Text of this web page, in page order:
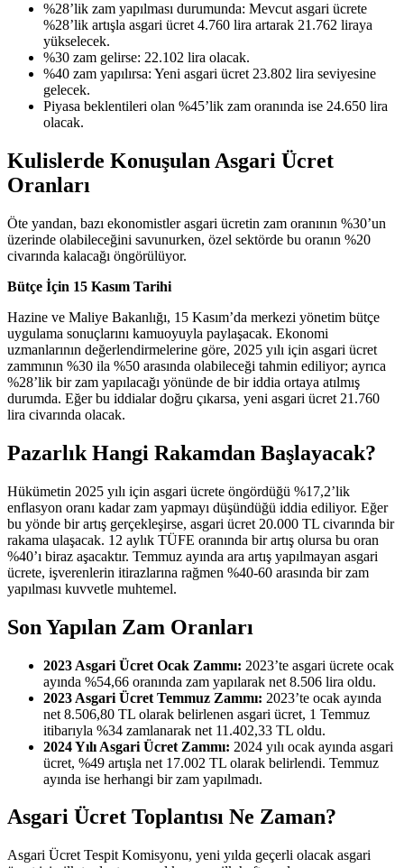
%28’lik zam yapılması durumunda: Mevcut asgari ücrete
%28’lik artışla asgari ücret 4.760 lira artarak 21.762 liraya
yükselecek.
%30 zam gelirse: 22.102 lira olacak.
%40 zam yapılırsa: Yeni asgari ücret 23.802 lira seviyesine
gelecek.
Piyasa beklentileri olan %45’lik zam oranında ise 24.650 lira
olacak.
Kulislerde Konuşulan Asgari Ücret
Oranları
Öte yandan, bazı ekonomistler asgari ücretin zam oranının %30’un
üzerinde olabileceğini savunurken, özel sektörde bu oranın %20
civarında kalacağı öngörülüyor.
Bütçe İçin 15 Kasım Tarihi
Hazine ve Maliye Bakanlığı, 15 Kasım’da merkezi yönetim bütçe
uygulama sonuçlarını kamuoyuyla paylaşacak. Ekonomi
uzmanlarının değerlendirmelerine göre, 2025 yılı için asgari ücret
zammının %30 ila %50 arasında olabileceği tahmin ediliyor; ayrıca
%28’lik bir zam yapılacağı yönünde de bir iddia ortaya atılmış
durumda. Eğer bu iddialar doğru çıkarsa, yeni asgari ücret 21.760
lira civarında olacak.
Pazarlık Hangi Rakamdan Başlayacak?
Hükümetin 2025 yılı için asgari ücrete öngördüğü %17,2’lik
enflasyon oranı kadar zam yapmayı düşündüğü iddia ediliyor. Eğer
bu yönde bir artış gerçekleşirse, asgari ücret 20.000 TL civarında bir
rakama ulaşacak. 12 aylık TÜFE oranında bir artış olursa bu oran
%40’ı biraz aşacaktır. Temmuz ayında ara artış yapılmayan asgari
ücrete, işverenlerin itirazlarına rağmen %40-60 arasında bir zam
yapılması kuvvetle muhtemel.
Son Yapılan Zam Oranları
2023 Asgari Ücret Ocak Zammı: 2023’te asgari ücrete ocak
ayında %54,66 oranında zam yapılarak net 8.506 lira oldu.
2023 Asgari Ücret Temmuz Zammı: 2023’te ocak ayında
net 8.506,80 TL olarak belirlenen asgari ücret, 1 Temmuz
itibarıyla %34 zamlanarak net 11.402,33 TL oldu.
2024 Yılı Asgari Ücret Zammı: 2024 yılı ocak ayında asgari
ücret, %49 artışla net 17.002 TL olarak belirlendi. Temmuz
ayında ise herhangi bir zam yapılmadı.
Asgari Ücret Toplantısı Ne Zaman?
Asgari Ücret Tespit Komisyonu, yeni yılda geçerli olacak asgari